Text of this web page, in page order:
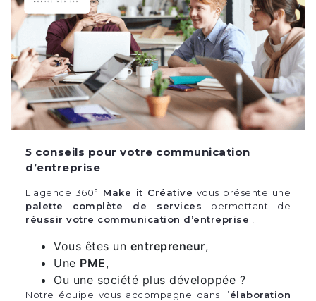
5 conseils pour votre communication
d’entreprise
L'agence 360° Make it Créative vous présente une
palette complète de services permettant de
réussir votre communication d’entreprise !
Vous êtes un entrepreneur,
Une PME,
Ou une société plus développée ?
Notre équipe vous accompagne dans l’élaboration